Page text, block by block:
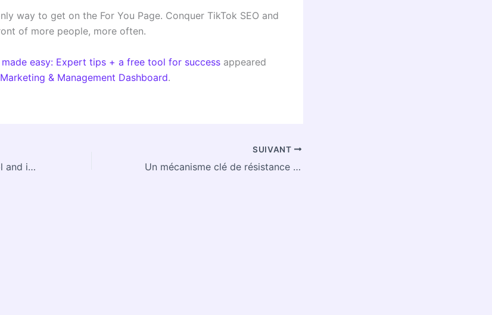
way to get on the For You Page. Conquer TikTok SEO and
of more people, more often.
made easy: Expert tips + a free tool for success appeared
& Management Dashboard.
New opportunities, control and insights for website owners
SUIVANT
Un mécanisme clé de résistance des cancers identifié